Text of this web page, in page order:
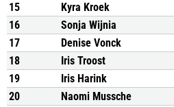
15
Kyra Kroek
16
Sonja Wijnia
17
Denise Vonck
18
Iris Troost
19
Iris Harink
20
Naomi Mussche